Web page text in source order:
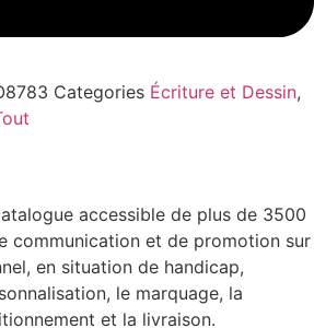
Categories Écriture et Dessin,
accessible de plus de 3500
communication et de promotion sur
en situation de handicap,
le marquage, la
et la livraison.